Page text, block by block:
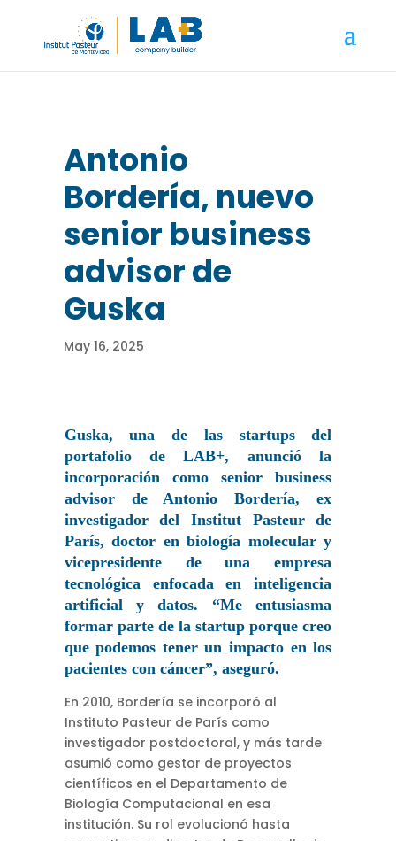
Antonio
Bordería, nuevo
senior business
advisor de
Guska
May 16, 2025
Guska, una de las startups del
portafolio de LAB+, anunció la
incorporación como senior business
advisor de Antonio Bordería, ex
investigador del Institut Pasteur de
París, doctor en biología molecular y
vicepresidente de una empresa
tecnológica enfocada en inteligencia
artificial y datos. “Me entusiasma
formar parte de la startup porque creo
que podemos tener un impacto en los
pacientes con cáncer”, aseguró.
En 2010, Bordería se incorporó al
Instituto Pasteur de París como
investigador postdoctoral, y más tarde
asumió como gestor de proyectos
científicos en el Departamento de
Biología Computacional en esa
institución. Su rol evolucionó hasta